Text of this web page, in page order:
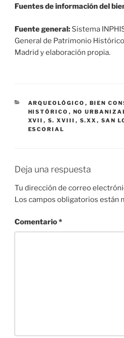
Fuentes de información del
Fuente general: Sistema
General de Patrimonio
Madrid y elaboración propia.
CATEGORÍAS
ARQUEOLÓGICO , BIEN
HISTÓRICO , NO
XVII , S. XVIII , S.XX , SAN
ESCORIAL
Deja una respuesta
Tu dirección de correo
Los campos obligatorios están
Comentario*